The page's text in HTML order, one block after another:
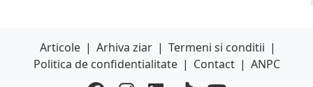
Articole | Arhiva ziar | Termeni si conditii |
Politica de confidentialitate | Contact | ANPC